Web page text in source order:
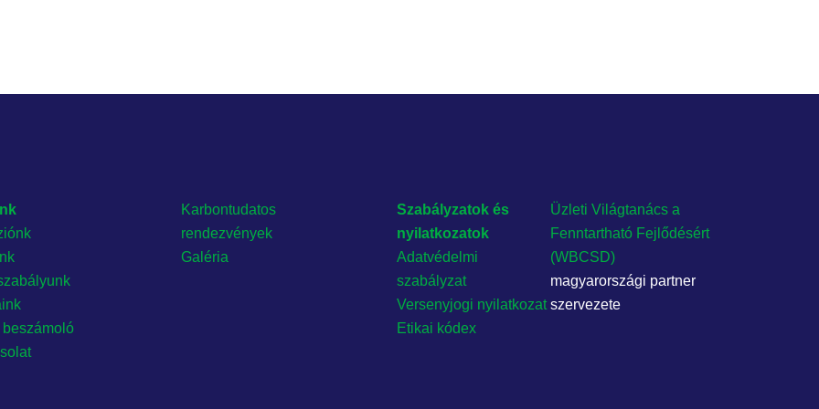
Karbontudatos
rendezvények
Galéria
Szabályzatok és
nyilatkozatok
Adatvédelmi
szabályzat
Versenyjogi nyilatkozat
Etikai kódex
Üzleti Világtanács a
Fenntartható Fejlődésért
(WBCSD)
magyarországi partner
szervezete